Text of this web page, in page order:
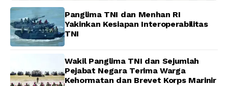
Panglima TNI dan Menhan RI
Yakinkan Kesiapan Interoperabilitas
TNI
Wakil Panglima TNI dan Sejumlah
Pejabat Negara Terima Warga
Kehormatan dan Brevet Korps Marinir